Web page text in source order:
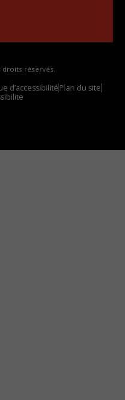
réservés.
d’accessibilitéPlan du site